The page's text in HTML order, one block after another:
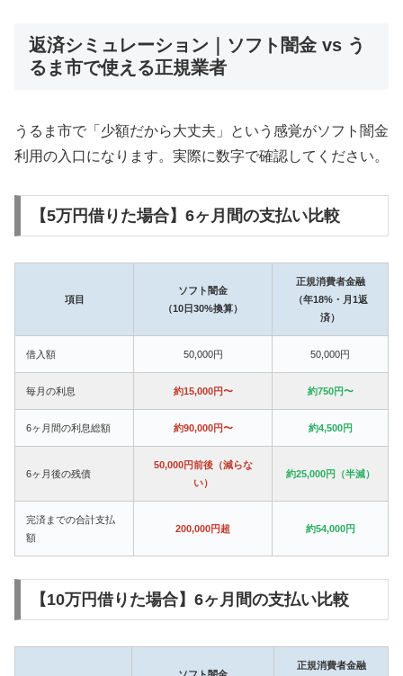
返済シミュレーション｜ソフト闇金 vs う
るま市で使える正規業者
うるま市で「少額だから大丈夫」という感覚がソフト闇金
利用の入口になります。実際に数字で確認してください。
【5万円借りた場合】6ヶ月間の支払い比較
項目
ソフト闇金
（10日30%換算）
正規消費者金融
（年18%・月1返
済）
借入額 50,000円 50,000円
毎月の利息 約15,000円〜 約750円〜
6ヶ月間の利息総額 約90,000円〜 約4,500円
6ヶ月後の残債
50,000円前後（減らな
い）
約25,000円（半減）
完済までの合計支払
額
200,000円超 約54,000円
【10万円借りた場合】6ヶ月間の支払い比較
正規消費者金融